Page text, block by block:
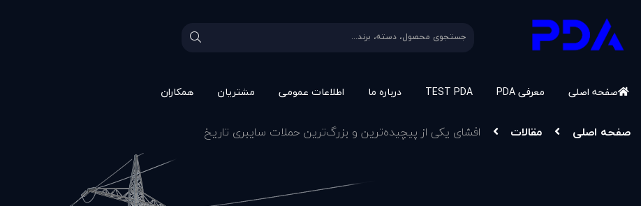
صفحه اصلی معرفی PDA TEST PDA درباره ما اطلاعات عمومی مشتريان همکاران
صفحه اصلی مقالات افشای یکی از پیچیده‌ترین و بزرگ‌ترین حملات سایبری تاریخ